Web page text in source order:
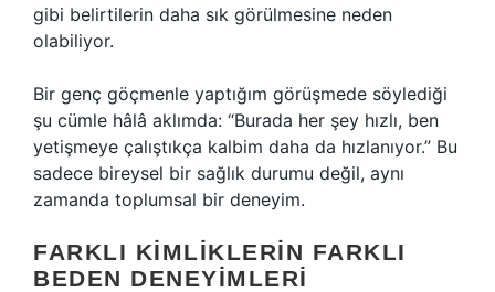
gibi belirtilerin daha sık görülmesine neden
olabiliyor.
Bir genç göçmenle yaptığım görüşmede söylediği
şu cümle hâlâ aklımda: “Burada her şey hızlı, ben
yetişmeye çalıştıkça kalbim daha da hızlanıyor.” Bu
sadece bireysel bir sağlık durumu değil, aynı
zamanda toplumsal bir deneyim.
FARKLI KIMLIKLERIN FARKLI
BEDEN DENEYIMLERI